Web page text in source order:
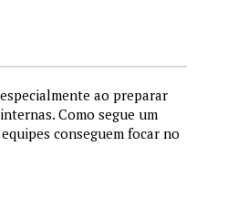
ao preparar
Como segue um
conseguem focar no